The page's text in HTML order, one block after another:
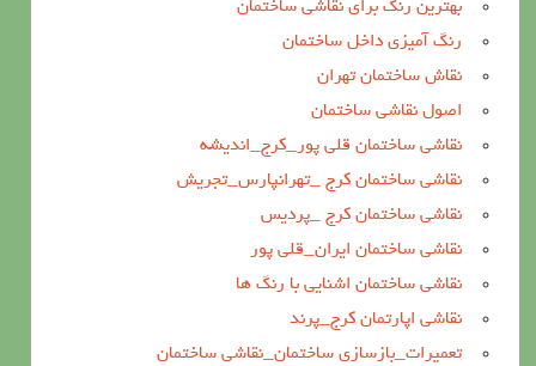
بهترین رنگ برای نقاشی ساختمان
رنگ آمیزی داخل ساختمان
نقاش ساختمان تهران
اصول نقاشی ساختمان
نقاشی ساختمان قلی پور_کرج_اندیشه
نقاشی ساختمان کرج _تهرانپارس_تجریش
نقاشی ساختمان کرج _پردیس
نقاشی ساختمان ایران_قلی پور
نقاشی ساختمان اشنایی با رنگ ها
نقاشی اپارتمان کرج_پرند
تعمیرات_بازسازی ساختمان_نقاشی ساختمان